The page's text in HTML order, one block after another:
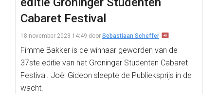
Cabaret Festival
18 november 2023 14:49 door Sebastiaan Scheffer
Fimme Bakker is de winnaar geworden van de
37ste editie van het Groninger Studenten Cabaret
Festival. Joël Gideon sleepte de Publieksprijs in de
wacht.